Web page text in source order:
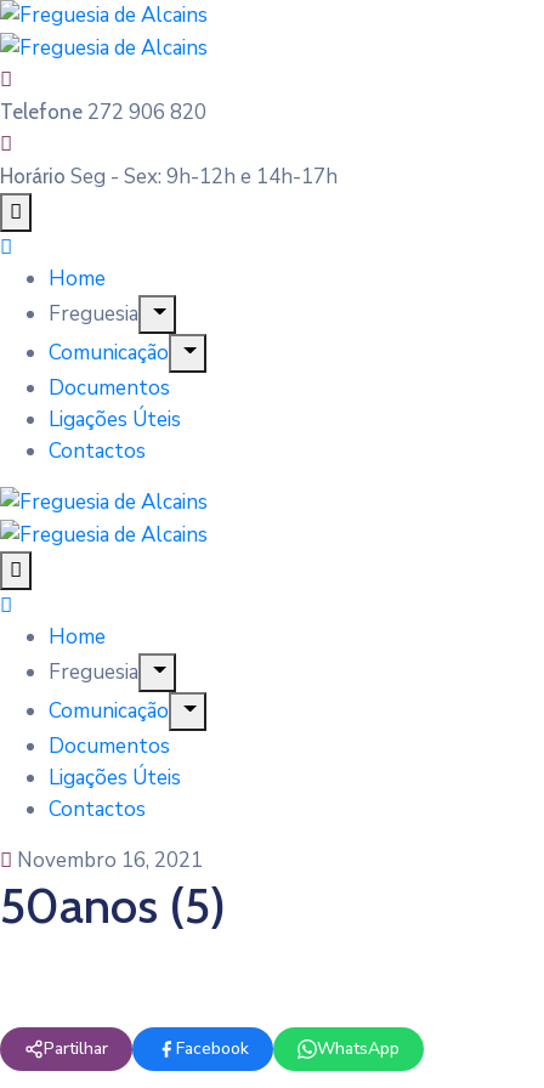
Telefone 272 906 820
Horário Seg - Sex: 9h-12h e 14h-17h
Home
Freguesia
Comunicação
Documentos
Ligações Úteis
Contactos
Home
Freguesia
Comunicação
Documentos
Ligações Úteis
Contactos
Novembro 16, 2021
50anos (5)
Partilhar Facebook WhatsApp